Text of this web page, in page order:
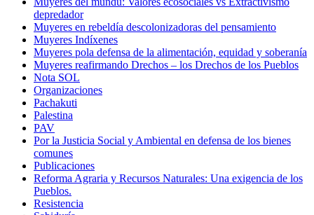
depredador
Muyeres en rebeldía descolonizadoras del pensamiento
Muyeres Indíxenes
Muyeres pola defensa de la alimentación, equidad y soberanía
Muyeres reafirmando Drechos – los Drechos de los Pueblos
Nota SOL
Organizaciones
Pachakuti
Palestina
PAV
Por la Justicia Social y Ambiental en defensa de los bienes
comunes
Publicaciones
Reforma Agraria y Recursos Naturales: Una exigencia de los
Pueblos.
Resistencia